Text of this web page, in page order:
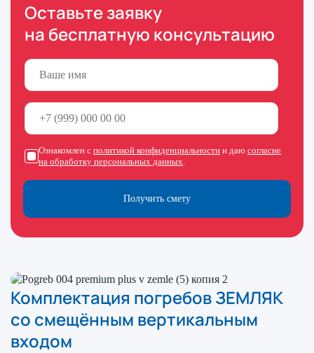
Оставьте заявку
на бесплатную консультацию
Получить смету
Ознакомлен с политикой конфиденциальности и даю согласие
на обработку персональных данных.
Комплектация погребов ЗЕМЛЯК
со смещённым вертикальным
входом